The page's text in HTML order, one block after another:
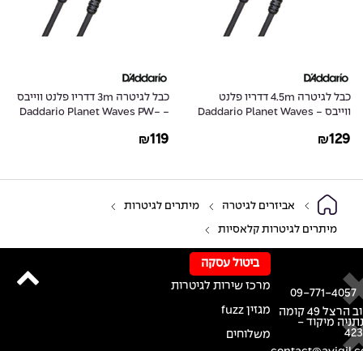
כבל לגיטרה 4.5m דדריו פלנט
ווייבס - Daddario Planet Waves
₪129
כבל לגיטרה 3m דדריו פלנט ווייבס
- Daddario Planet Waves PW-
₪119
אביזרים לגיטרה מיתרים לגיטרות
מיתרים לגיטרות קלאסיות
רחוב הרצל 49 קומה
מיקוד -
09-771-4057
ביטול עסקה
מרכז שירות לגיטרות
מגזין fuzz
משלוחים